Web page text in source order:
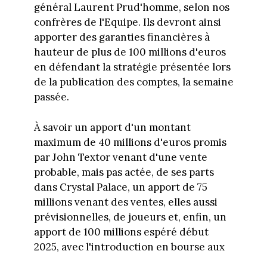
général Laurent Prud'homme, selon nos
confrères de l'Equipe. Ils devront ainsi
apporter des garanties financières à
hauteur de plus de 100 millions d'euros
en défendant la stratégie présentée lors
de la publication des comptes, la semaine
passée.
À savoir un apport d'un montant
maximum de 40 millions d'euros promis
par John Textor venant d'une vente
probable, mais pas actée, de ses parts
dans Crystal Palace, un apport de 75
millions venant des ventes, elles aussi
prévisionnelles, de joueurs et, enfin, un
apport de 100 millions espéré début
2025, avec l'introduction en bourse aux